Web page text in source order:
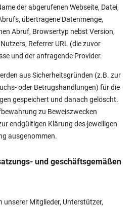
der abgerufenen Webseite, Datei,
übertragene Datenmenge,
Abruf, Browsertyp nebst Version,
Referrer URL (die zuvor
und der anfragende Provider.
aus Sicherheitsgründen (z.B. zur
oder Betrugshandlungen) für die
gespeichert und danach gelöscht.
zu Beweiszwecken
endgültigen Klärung des jeweiligen
ausgenommen.
und geschäftsgemäßen
unserer Mitglieder, Unterstützer,